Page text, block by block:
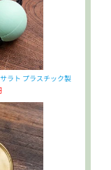
ラト プラスチック製